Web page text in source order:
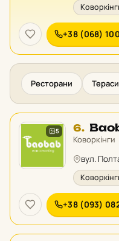
+38 (068) 100
Ресторани Тераси
5 6.
6
Коворкінги
вул.
+38 (093)